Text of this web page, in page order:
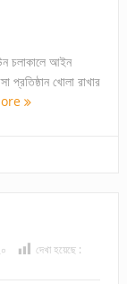
চলাকালে আইন
প্রতিষ্ঠান খোলা রাখার
দেখা হয়েছে :